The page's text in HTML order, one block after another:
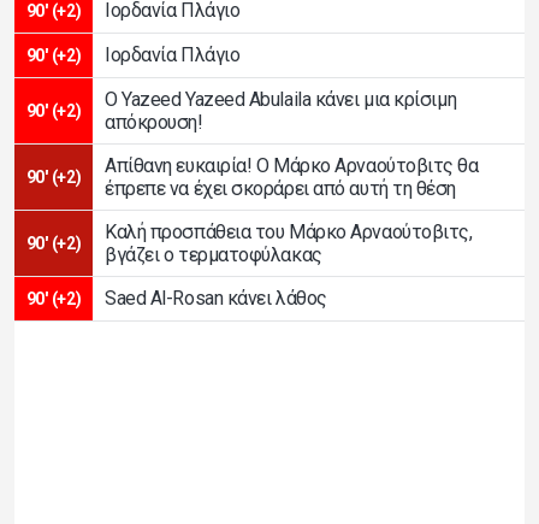
90' (+2) Ιορδανία Πλάγιο
90' (+2) Ιορδανία Πλάγιο
90' (+2)
Ο Yazeed Yazeed Abulaila κάνει μια κρίσιμη
απόκρουση!
90' (+2)
Απίθανη ευκαιρία! Ο Μάρκο Αρναούτοβιτς θα
έπρεπε να έχει σκοράρει από αυτή τη θέση
90' (+2)
Καλή προσπάθεια του Μάρκο Αρναούτοβιτς,
βγάζει ο τερματοφύλακας
90' (+2) Saed Al-Rosan κάνει λάθος